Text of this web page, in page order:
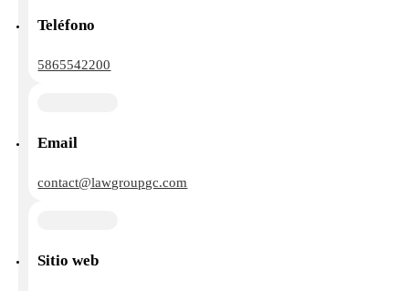
Teléfono
5865542200
Email
contact@lawgroupgc.com
Sitio web